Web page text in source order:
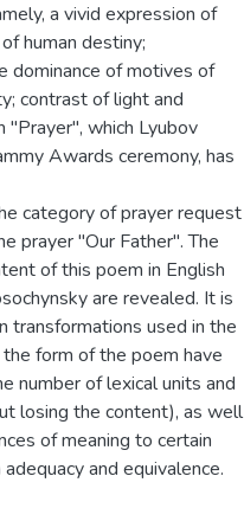
a vivid expression of
human destiny;
dominance of motives of
contrast of light and
"Prayer", which Lyubov
Awards ceremony, has
category of prayer request
prayer "Our Father". The
of this poem in English
are revealed. It is
transformations used in the
form of the poem have
number of lexical units and
losing the content), as well
of meaning to certain
and equivalence.